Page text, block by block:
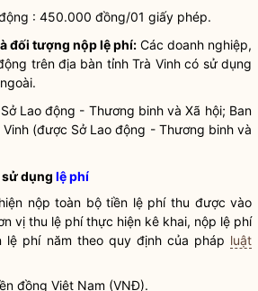
: 450.000 đồng/01 giấy phép.
đối tượng nộplệ phí: Các doanh nghiệp,
trên địa bàn tỉnh Trà Vinh có sử dụng
Sở Lao động - Thương binh và Xã hội; Ban
Vinh (được Sở Lao động - Thương binh và
sử dụng lệ phí
nộp toàn bộ tiền lệ phíthu được vào
vị thu lệ phíthực hiện kê khai, nộp lệ phí
lệ phínăm theo quy định của pháp luật
đồng Việt Nam (VNĐ).